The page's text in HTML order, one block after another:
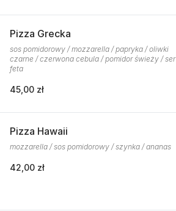
Pizza Grecka
sos pomidorowy / mozzarella / papryka / oliwki
czarne / czerwona cebula / pomidor świeży / ser
feta
45,00 zł
Pizza Hawaii
mozzarella / sos pomidorowy / szynka / ananas
42,00 zł